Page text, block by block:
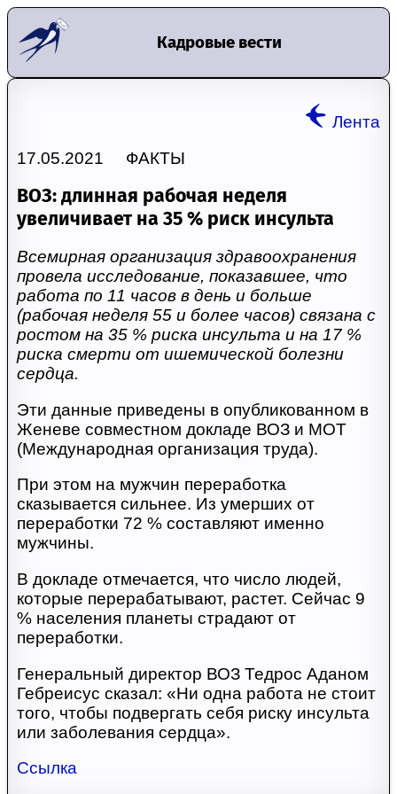
Кадровые вести
Лента
17.05.2021 ФАКТЫ
ВОЗ: длинная рабочая неделя
увеличивает на 35 % риск инсульта
Всемирная организация здравоохранения
провела исследование, показавшее, что
работа по 11 часов в день и больше
(рабочая неделя 55 и более часов) связана с
ростом на 35 % риска инсульта и на 17 %
риска смерти от ишемической болезни
сердца.
Эти данные приведены в опубликованном в
Женеве совместном докладе ВОЗ и МОТ
(Международная организация труда).
При этом на мужчин переработка
сказывается сильнее. Из умерших от
переработки 72 % составляют именно
мужчины.
В докладе отмечается, что число людей,
которые перерабатывают, растет. Сейчас 9
% населения планеты страдают от
переработки.
Генеральный директор ВОЗ Тедрос Аданом
Гебреисус сказал: «Ни одна работа не стоит
того, чтобы подвергать себя риску инсульта
или заболевания сердца».
Ссылка